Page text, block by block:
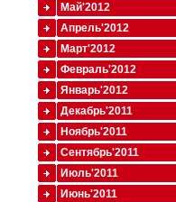
Май'2012
Апрель'2012
Март'2012
Февраль'2012
Январь'2012
Декабрь'2011
Ноябрь'2011
Сентябрь'2011
Июль'2011
Июнь'2011